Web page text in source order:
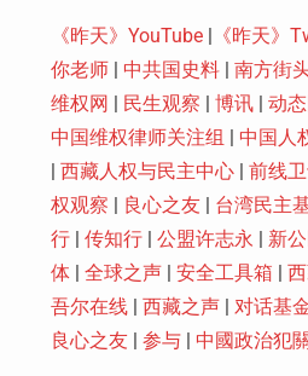
《昨天》YouTube | 《昨天》
你老师 | 中共国史料 | 南方街
维权网 | 民生观察 | 博讯 | 动
中国维权律师关注组 | 中国人
| 西藏人权与民主中心 | 前线
权观察 | 良心之友 | 台湾民主
行 | 传知行 | 公盟许志永 | 新
体 | 全球之声 | 安全工具箱 |
吾尔在线 | 西藏之声 | 对话基
良心之友 | 参与 | 中國政治犯